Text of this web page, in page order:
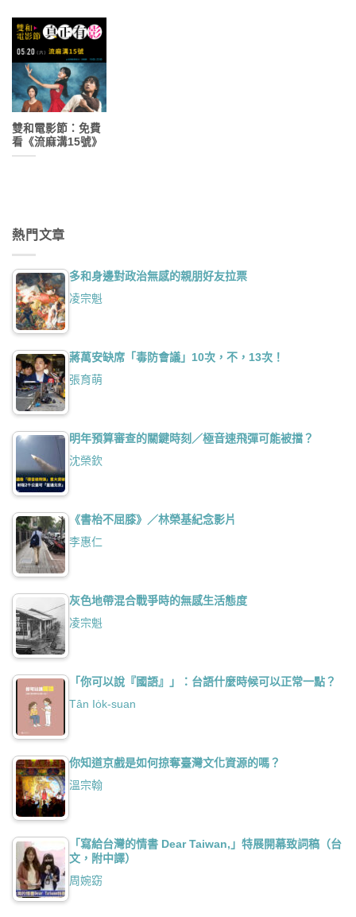
雙和電影節：免費
看《流麻溝15號》
熱門文章
多和身邊對政治無感的親朋好友拉票
凌宗魁
蔣萬安缺席「毒防會議」10次，不，13次！
張育萌
明年預算審查的關鍵時刻／極音速飛彈可能被擋？
沈榮欽
《書枱不屈膝》／林榮基紀念影片
李惠仁
灰色地帶混合戰爭時的無感生活態度
凌宗魁
「你可以說『國語』」：台語什麼時候可以正常一點？
Tân Io̍k-suan
你知道京戲是如何掠奪臺灣文化資源的嗎？
溫宗翰
「寫給台灣的情書 Dear Taiwan,」特展開幕致詞稿（台
文，附中譯）
周婉窈